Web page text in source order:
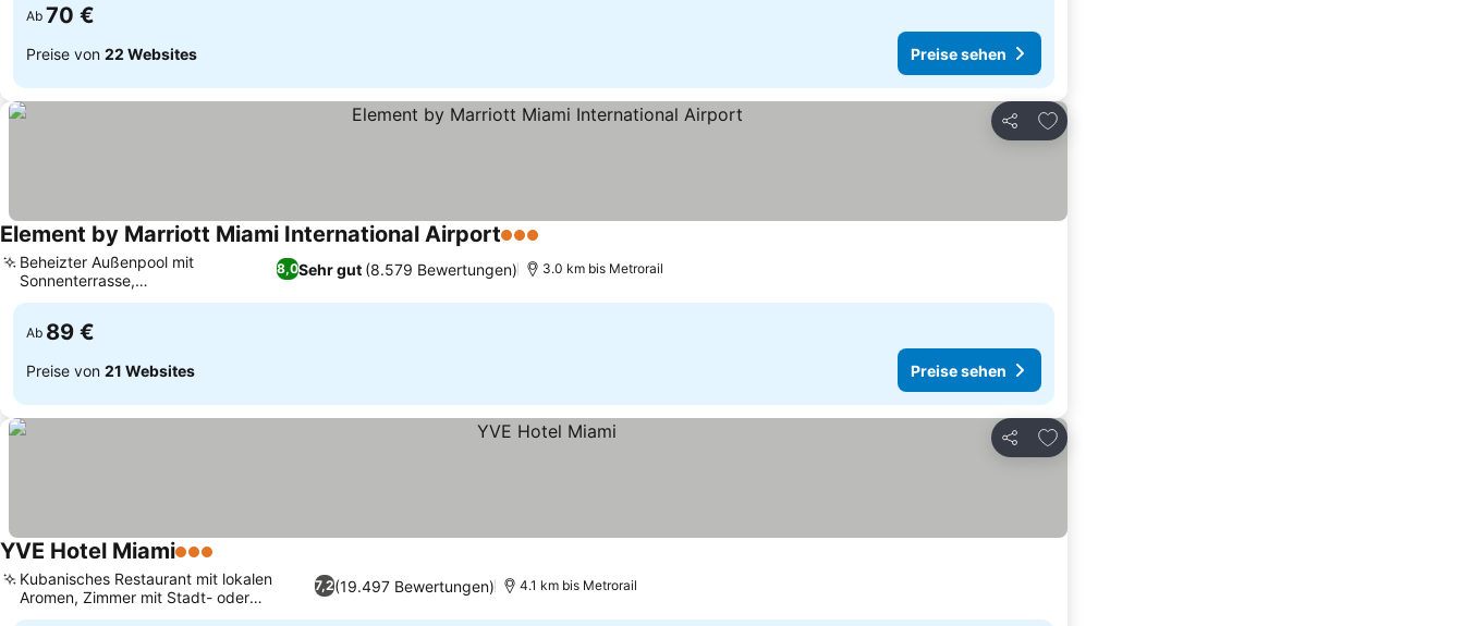
Ab 70 €
Preise von 22 Websites Preise sehen
Teilen
Zu Favoriten hinzufügen
Element by Marriott Miami International Airport3 Sterne
8,0Sehr gut (8.579 Bewertungen)
Beheizter Außenpool mit
Sonnenterrasse,
Haustierfreundliche Unterkunft
3.0 km bis Metrorail
Ab 89 €
Preise von 21 Websites Preise sehen
Teilen
Zu Favoriten hinzufügen
YVE Hotel Miami3 Sterne
7,2(19.497 Bewertungen)
Kubanisches Restaurant mit lokalen
Aromen, Zimmer mit Stadt- oder
Buchtblick
4.1 km bis Metrorail